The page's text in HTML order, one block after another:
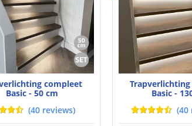
compleet
Basic - 50 cm
(40 reviews)
Basic -
(40